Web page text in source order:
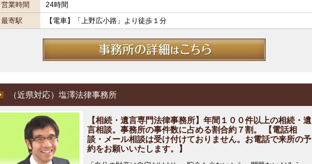
営業時間
24時間
最寄駅
【電車】「上野広小路」より徒歩１分
（近県対応）塩澤法律事務所
【相続・遺言専門法律事務所】年間１００件以上の相続・遺
言相談。事務所の事件数に占める割合約７割。 【電話相
談・メール相談は受け付けておりません。お電話で来所の予
約をお願いいたします。】